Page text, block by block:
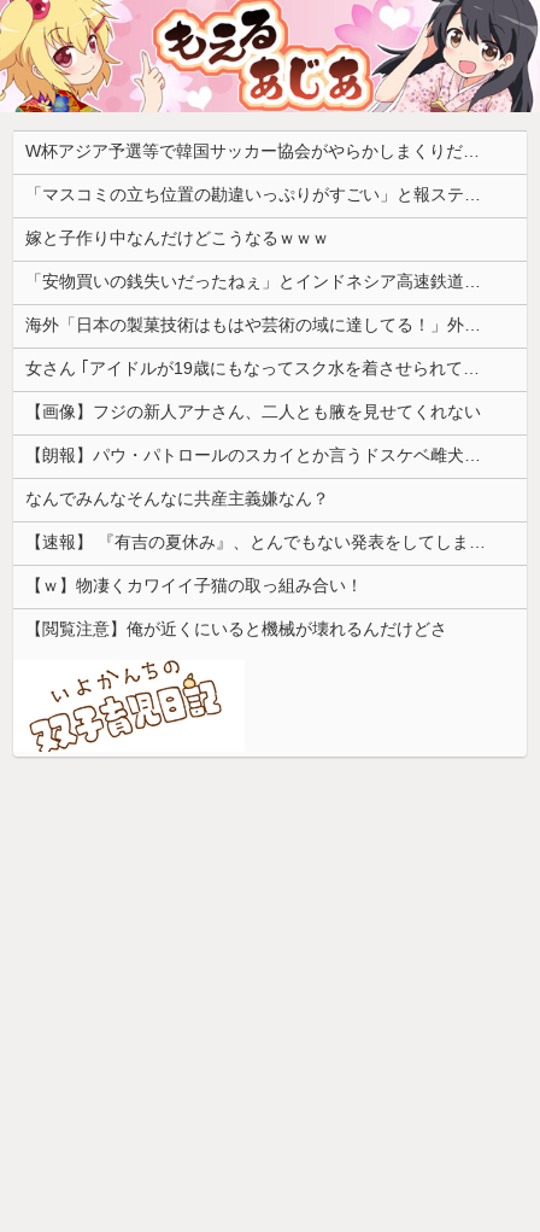
W杯アジア予選等で韓国サッカー協会がやらかしまくりだと発覚、「いきなり共同開催になったしな」と日韓共催の件に言及する声も……
「マスコミの立ち位置の勘違いっぷりがすごい」と報ステ大越キャスターの台詞に視聴者絶句、高市とトランプを同列視させようという思惑がひしひしと
嫁と子作り中なんだけどこうなるｗｗｗ
「安物買いの銭失いだったねぇ」とインドネシア高速鉄道の最終処分に日本側騒然、国家予算は使わないというと何が財源なんだ？
海外「日本の製菓技術はもはや芸術の域に達してる！」外国人が驚いた日本のお菓子の見た目とは・・・？【海外の反応】
女さん ｢アイドルが19歳にもなってスク水を着させられている！｣⇒結果ｗｗｗ
【画像】フジの新人アナさん、二人とも腋を見せてくれない
【朗報】パウ・パトロールのスカイとか言うドスケベ雌犬🐶ｗｗｗｗｗｗｗｗｗｗｗｗ
なんでみんなそんなに共産主義嫌なん？
【速報】 『有吉の夏休み』、とんでもない発表をしてしまう！！！！！
【ｗ】物凄くカワイイ子猫の取っ組み合い！
【閲覧注意】俺が近くにいると機械が壊れるんだけどさ